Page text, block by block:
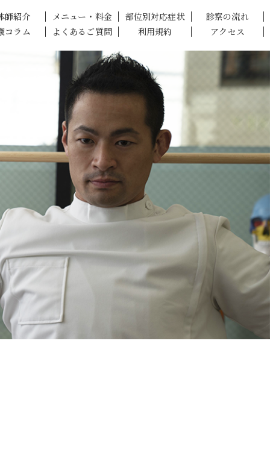
師紹介 メニュー・料金 部位別対応症状
診察の流れ
コラム
よくあるご質問 利用規約 アクセス